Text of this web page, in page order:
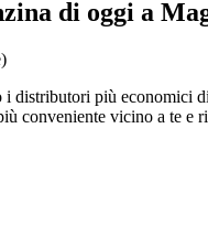
di oggi a
i distributori più economici di
conveniente vicino a te e